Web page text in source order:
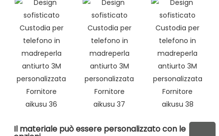
Il materiale può essere personalizzato con le